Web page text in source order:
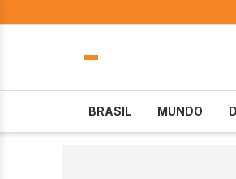
BRASIL MUNDO